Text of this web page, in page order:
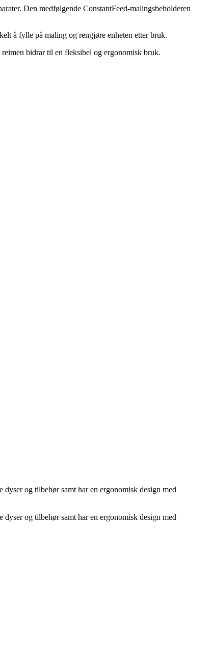
Den medfølgende ConstantFeed-malingsbeholderen
å fylle på maling og rengjøre enheten etter bruk.
bidrar til en fleksibel og ergonomisk bruk.
og tilbehør samt har en ergonomisk design med
og tilbehør samt har en ergonomisk design med